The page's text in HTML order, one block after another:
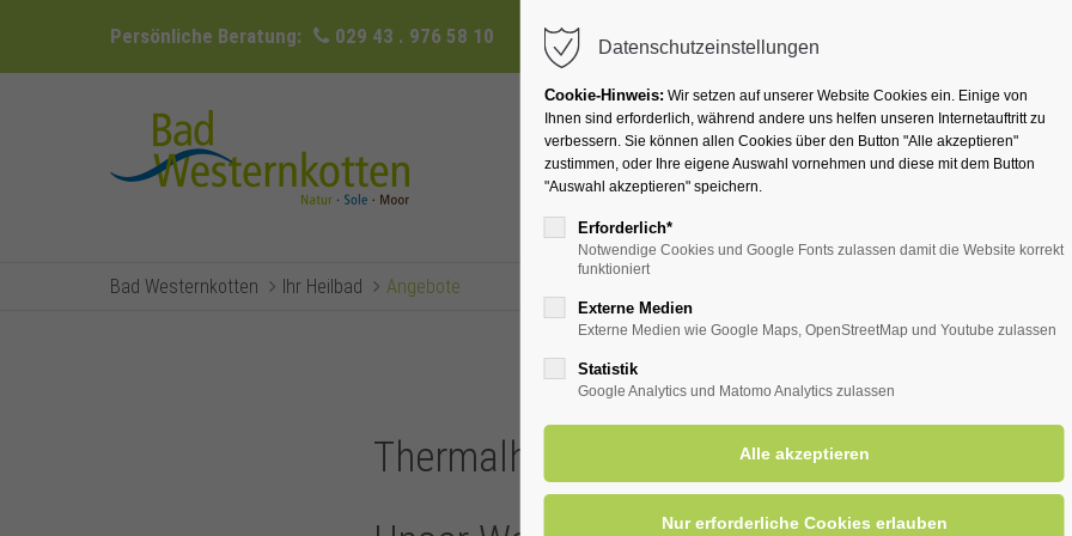
Persönliche Beratung: 029 43 . 976 58 10 info@badwesternkotten.de
Ihr Heilbad Übernachten Für Ihre
Bad Westernkotten Ihr Heilbad Angebote
Thermalhotel Kemper
Datenschutzeinstellungen
Cookie-Hinweis: Wir setzen auf unserer Website Cookies ein. Einige von
Ihnen sind erforderlich, während andere uns helfen unseren Internetauftritt zu
verbessern. Sie können allen Cookies über den Button "Alle akzeptieren"
zustimmen, oder Ihre eigene Auswahl vornehmen und diese mit dem Button
"Auswahl akzeptieren" speichern.
Erforderlich*
Notwendige Cookies und Google Fonts zulassen damit die Website korrekt
funktioniert
Externe Medien
Externe Medien wie Google Maps, OpenStreetMap und Youtube zulassen
Statistik
Google Analytics und Matomo Analytics zulassen